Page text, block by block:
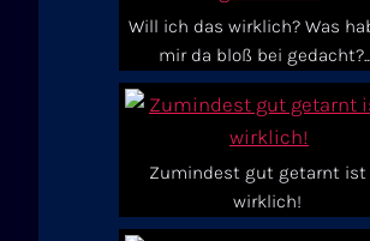
Will ich das wirklich? Was
mir da bloß bei
Zumindest gut getarnt ist
wirklich!